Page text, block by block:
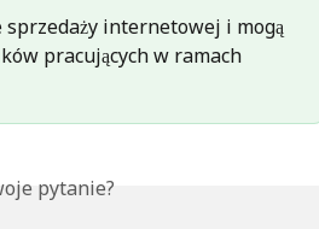
sprzedaży internetowej i mogą
pracujących w ramach
pytanie?